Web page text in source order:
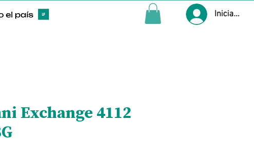
Iniciar
Exchange 4112